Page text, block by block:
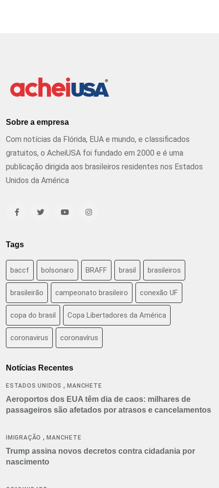
Sobre a empresa
Com notícias da Flórida, EUA e mundo, e classificados
gratuitos, o AcheiUSA foi fundado em 2000 e é uma
publicação dirigida aos brasileiros residentes nos Estados
Unidos da América
Tags
baccf bolsonaro BRAFF brasil brasileiros
brasileirão campeonato brasileiro conexão UF
copa do brasil Copa Libertadores da América
coronavirus coronavírus
Notícias Recentes
ESTADOS UNIDOS ,MANCHETE
Aeroportos dos EUA têm dia de caos: milhares de
passageiros são afetados por atrasos e cancelamentos
IMIGRAÇÃO ,MANCHETE
Trump assina novos decretos contra cidadania por
nascimento